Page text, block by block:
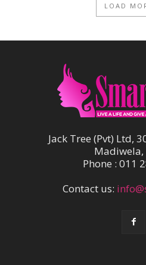
LOAD
Jack Tree (Pvt) Ltd,
Madiwela,
Phone : 011
Contact us: